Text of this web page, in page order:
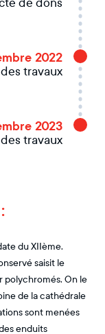
de dons
2022
travaux
2023
des travaux
du XIIème.
saisit le
polychromés. On le
de la cathédrale
sont menées
enduits